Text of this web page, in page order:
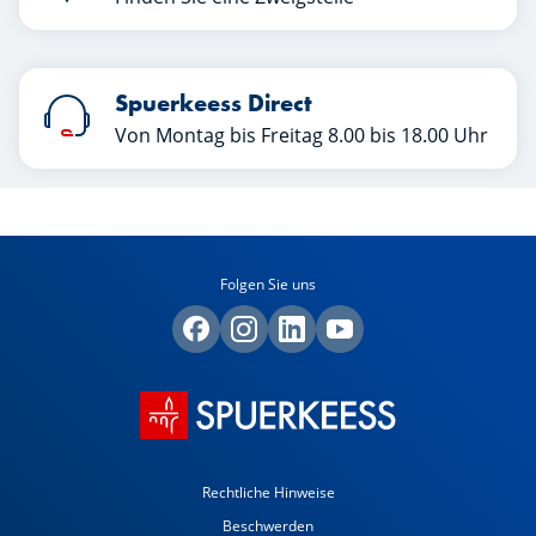
Spuerkeess Direct
Von Montag bis Freitag 8.00 bis 18.00 Uhr
Folgen Sie uns
Rechtliche Hinweise
Beschwerden